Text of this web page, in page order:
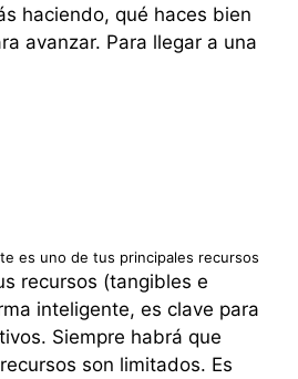
haciendo, qué haces bien
avanzar. Para llegar a una
es uno de tus principales recursos
recursos (tangibles e
inteligente, es clave para
Siempre habrá que
son limitados. Es